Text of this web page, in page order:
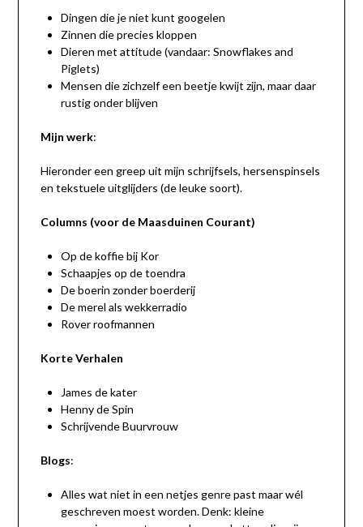
Dingen die je niet kunt googelen
Zinnen die precies kloppen
Dieren met attitude (vandaar: Snowflakes and
Piglets)
Mensen die zichzelf een beetje kwijt zijn, maar daar
rustig onder blijven
Mijn werk:
Hieronder een greep uit mijn schrijfsels, hersenspinsels
en tekstuele uitglijders (de leuke soort).
Columns (voor de Maasduinen Courant)
Op de koffie bij Kor
Schaapjes op de toendra
De boerin zonder boerderij
De merel als wekkerradio
Rover roofmannen
Korte Verhalen
James de kater
Henny de Spin
Schrijvende Buurvrouw
Blogs:
Alles wat niet in een netjes genre past maar wél
geschreven moest worden. Denk: kleine